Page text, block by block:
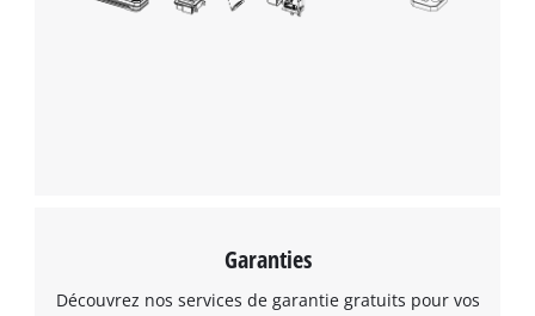
Garanties
Découvrez nos services de garantie gratuits pour vos